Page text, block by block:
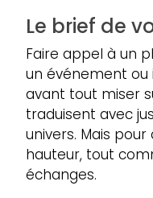
Le brief de
Faire appel à un
un événement ou
avant tout miser
traduisent avec
univers. Mais
hauteur, tout
échanges.